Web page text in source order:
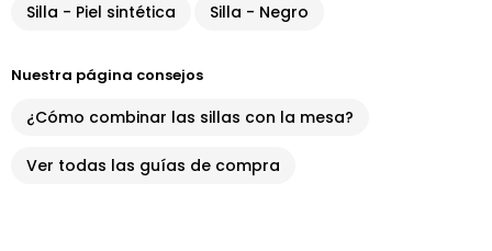
Silla - Piel sintética Silla - Negro
Nuestra página consejos
¿Cómo combinar las sillas con la mesa?
Ver todas las guías de compra